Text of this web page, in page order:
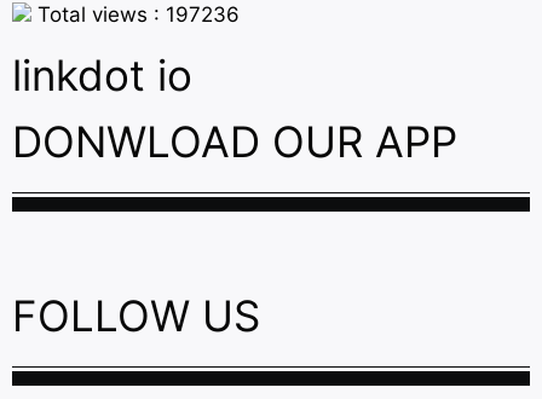
Total views : 197236
linkdot io
DONWLOAD OUR APP
FOLLOW US